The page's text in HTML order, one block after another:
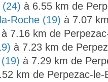
(24) à 6.55 km de
Roche (19) à 7.07
à 7.16 km de
à 7.23 km de
à 7.29 km de
km de Perpezac-le-